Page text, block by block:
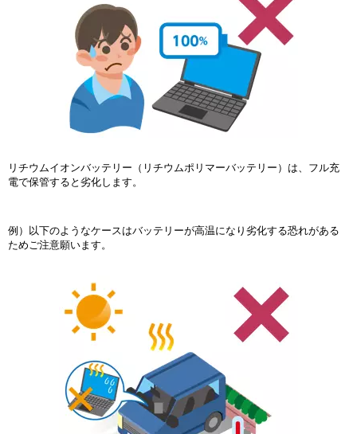
リチウムイオンバッテリー（リチウムポリマーバッテリー）は、フル充
電で保管すると劣化します。
例）以下のようなケースはバッテリーが高温になり劣化する恐れがある
ためご注意願います。